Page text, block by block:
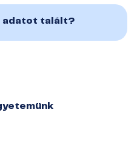
adatot talált?